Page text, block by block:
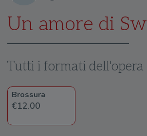
Un amore di
Tutti i formati dell'opera
Brossura
€12.00